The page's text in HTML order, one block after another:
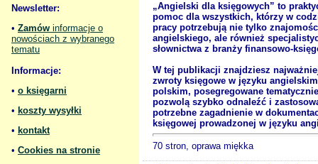
Newsletter:
• Zamów informacje o
nowościach z wybranego
tematu
Informacje:
• o księgarni
• koszty wysyłki
• kontakt
• Cookies na stronie
„Angielski dla księgowych” to
pomoc dla wszystkich, którzy w
pracy potrzebują nie tylko
angielskiego, ale również
słownictwa z branży finansowo-
W tej publikacji znajdziesz
zwroty księgowe w języku
polskim, posegregowane
pozwolą szybko odnaleźć i
potrzebne zagadnienie w
księgowej prowadzonej w języku
70 stron, oprawa miękka